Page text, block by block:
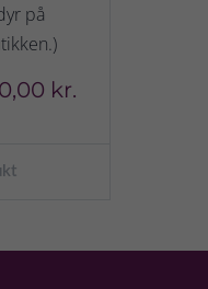
på
kr.